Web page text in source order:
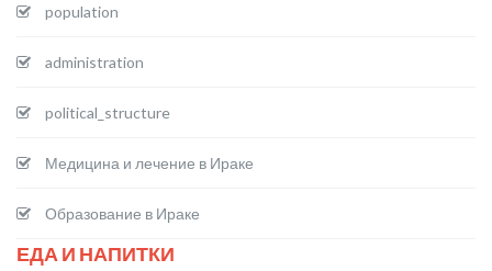
population
administration
political_structure
Медицина и лечение в Ираке
Образование в Ираке
ЕДА И НАПИТКИ